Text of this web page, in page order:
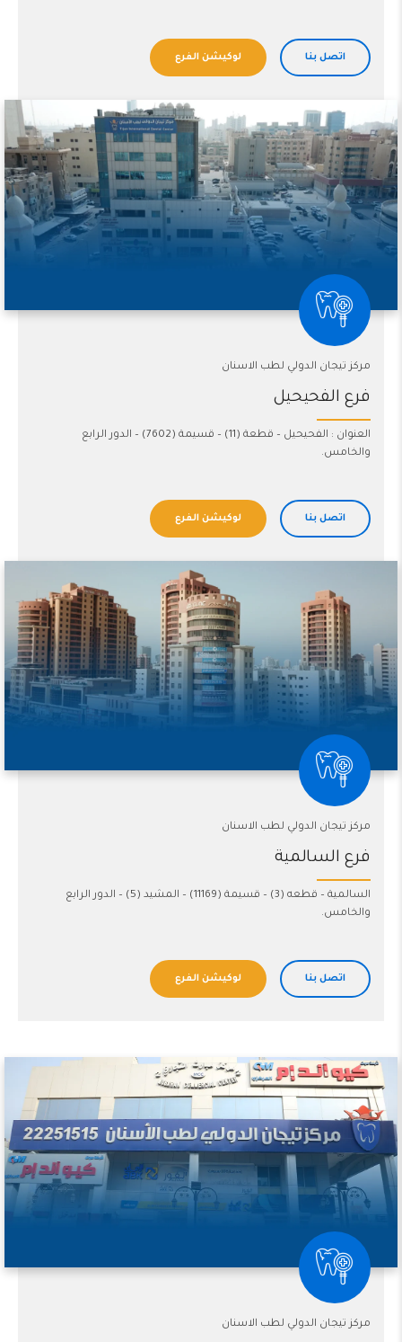
اتصل بنا لوكيشن الفرع
مركز تيجان الدولي لطب الاسنان
فرع الفحيحيل
العنوان : الفحيحيل – قطعة (11) – قسيمة (7602) – الدور الرابع
والخامس.
اتصل بنا لوكيشن الفرع
مركز تيجان الدولي لطب الاسنان
فرع السالمية
السالمية – قطعه (3) – قسيمة (11169) – المشيد (5) – الدور الرابع
والخامس.
اتصل بنا لوكيشن الفرع
مركز تيجان الدولي لطب الاسنان